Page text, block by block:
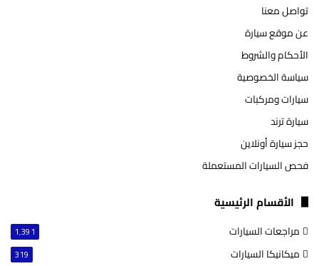
تواصل معنا
عن موقع سيارة
الأحكام والشروط
سياسة الخصوصية
سيارات ومركبات
سيارة ترند
حجز سيارة أونلاين
فحص السيارات المستعملة
الأقسام الرئيسية
مراجعات السيارات 1٬391
ميكانيكا السيارات 319